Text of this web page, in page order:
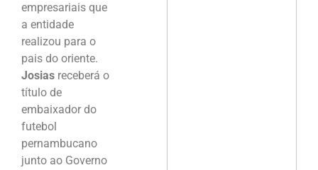
empresariais que
a entidade
realizou para o
pais do oriente.
Josias receberá o
título de
embaixador do
futebol
pernambucano
junto ao Governo